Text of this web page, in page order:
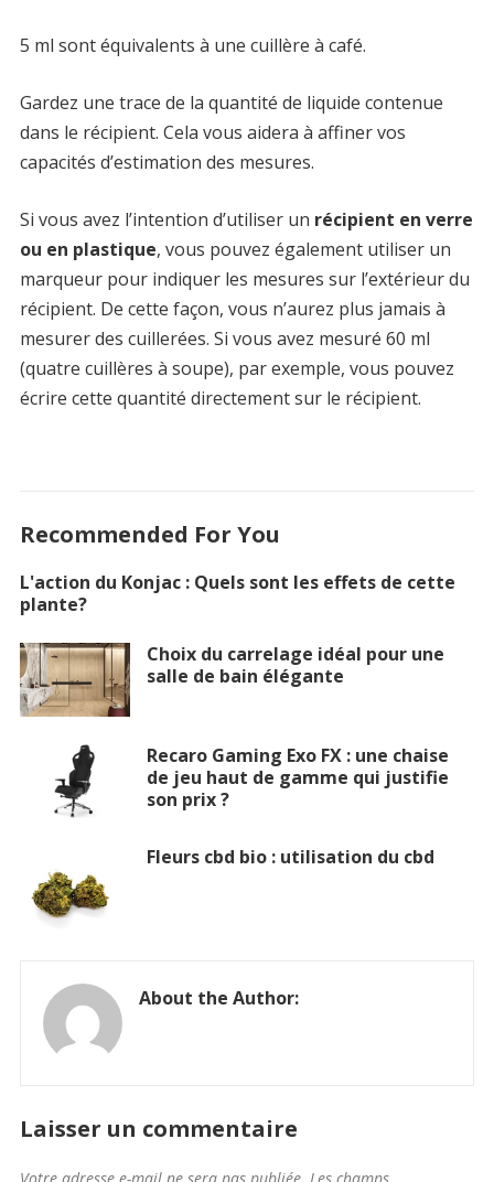
5 ml sont équivalents à une cuillère à café.
Gardez une trace de la quantité de liquide contenue
dans le récipient. Cela vous aidera à affiner vos
capacités d’estimation des mesures.
Si vous avez l’intention d’utiliser un récipient en verre
ou en plastique, vous pouvez également utiliser un
marqueur pour indiquer les mesures sur l’extérieur du
récipient. De cette façon, vous n’aurez plus jamais à
mesurer des cuillerées. Si vous avez mesuré 60 ml
(quatre cuillères à soupe), par exemple, vous pouvez
écrire cette quantité directement sur le récipient.
Recommended For You
L'action du Konjac : Quels sont les effets de cette
plante?
Choix du carrelage idéal pour une
salle de bain élégante
Recaro Gaming Exo FX : une chaise
de jeu haut de gamme qui justifie
son prix ?
Fleurs cbd bio : utilisation du cbd
About the Author:
Laisser un commentaire
Votre adresse e-mail ne sera pas publiée. Les champs